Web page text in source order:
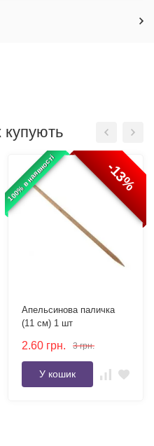
100% в наявності -13%
Апельсинова паличка
(11 см) 1 шт
2.60 грн. 3 грн.
У кошик